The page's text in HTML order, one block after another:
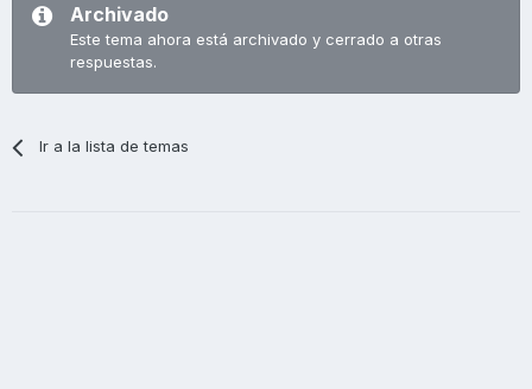
Archivado
Este tema ahora está archivado y cerrado a otras
respuestas.
Ir a la lista de temas